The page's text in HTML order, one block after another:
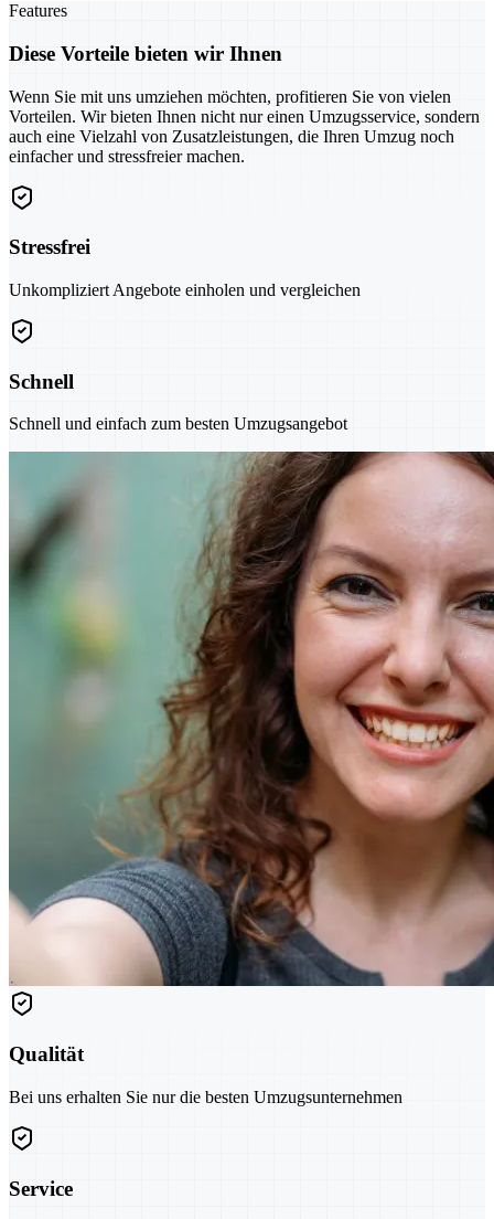
Features
Diese Vorteile bieten wir Ihnen
Wenn Sie mit uns umziehen möchten, profitieren Sie von vielen
Vorteilen. Wir bieten Ihnen nicht nur einen Umzugsservice, sondern
auch eine Vielzahl von Zusatzleistungen, die Ihren Umzug noch
einfacher und stressfreier machen.
Stressfrei
Unkompliziert Angebote einholen und vergleichen
Schnell
Schnell und einfach zum besten Umzugsangebot
Qualität
Bei uns erhalten Sie nur die besten Umzugsunternehmen
Service